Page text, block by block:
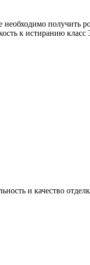
необходимо получить
к истиранию класс
и качество